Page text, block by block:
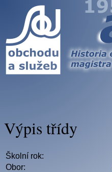
Výpis třídy
Školní rok:
Obor: